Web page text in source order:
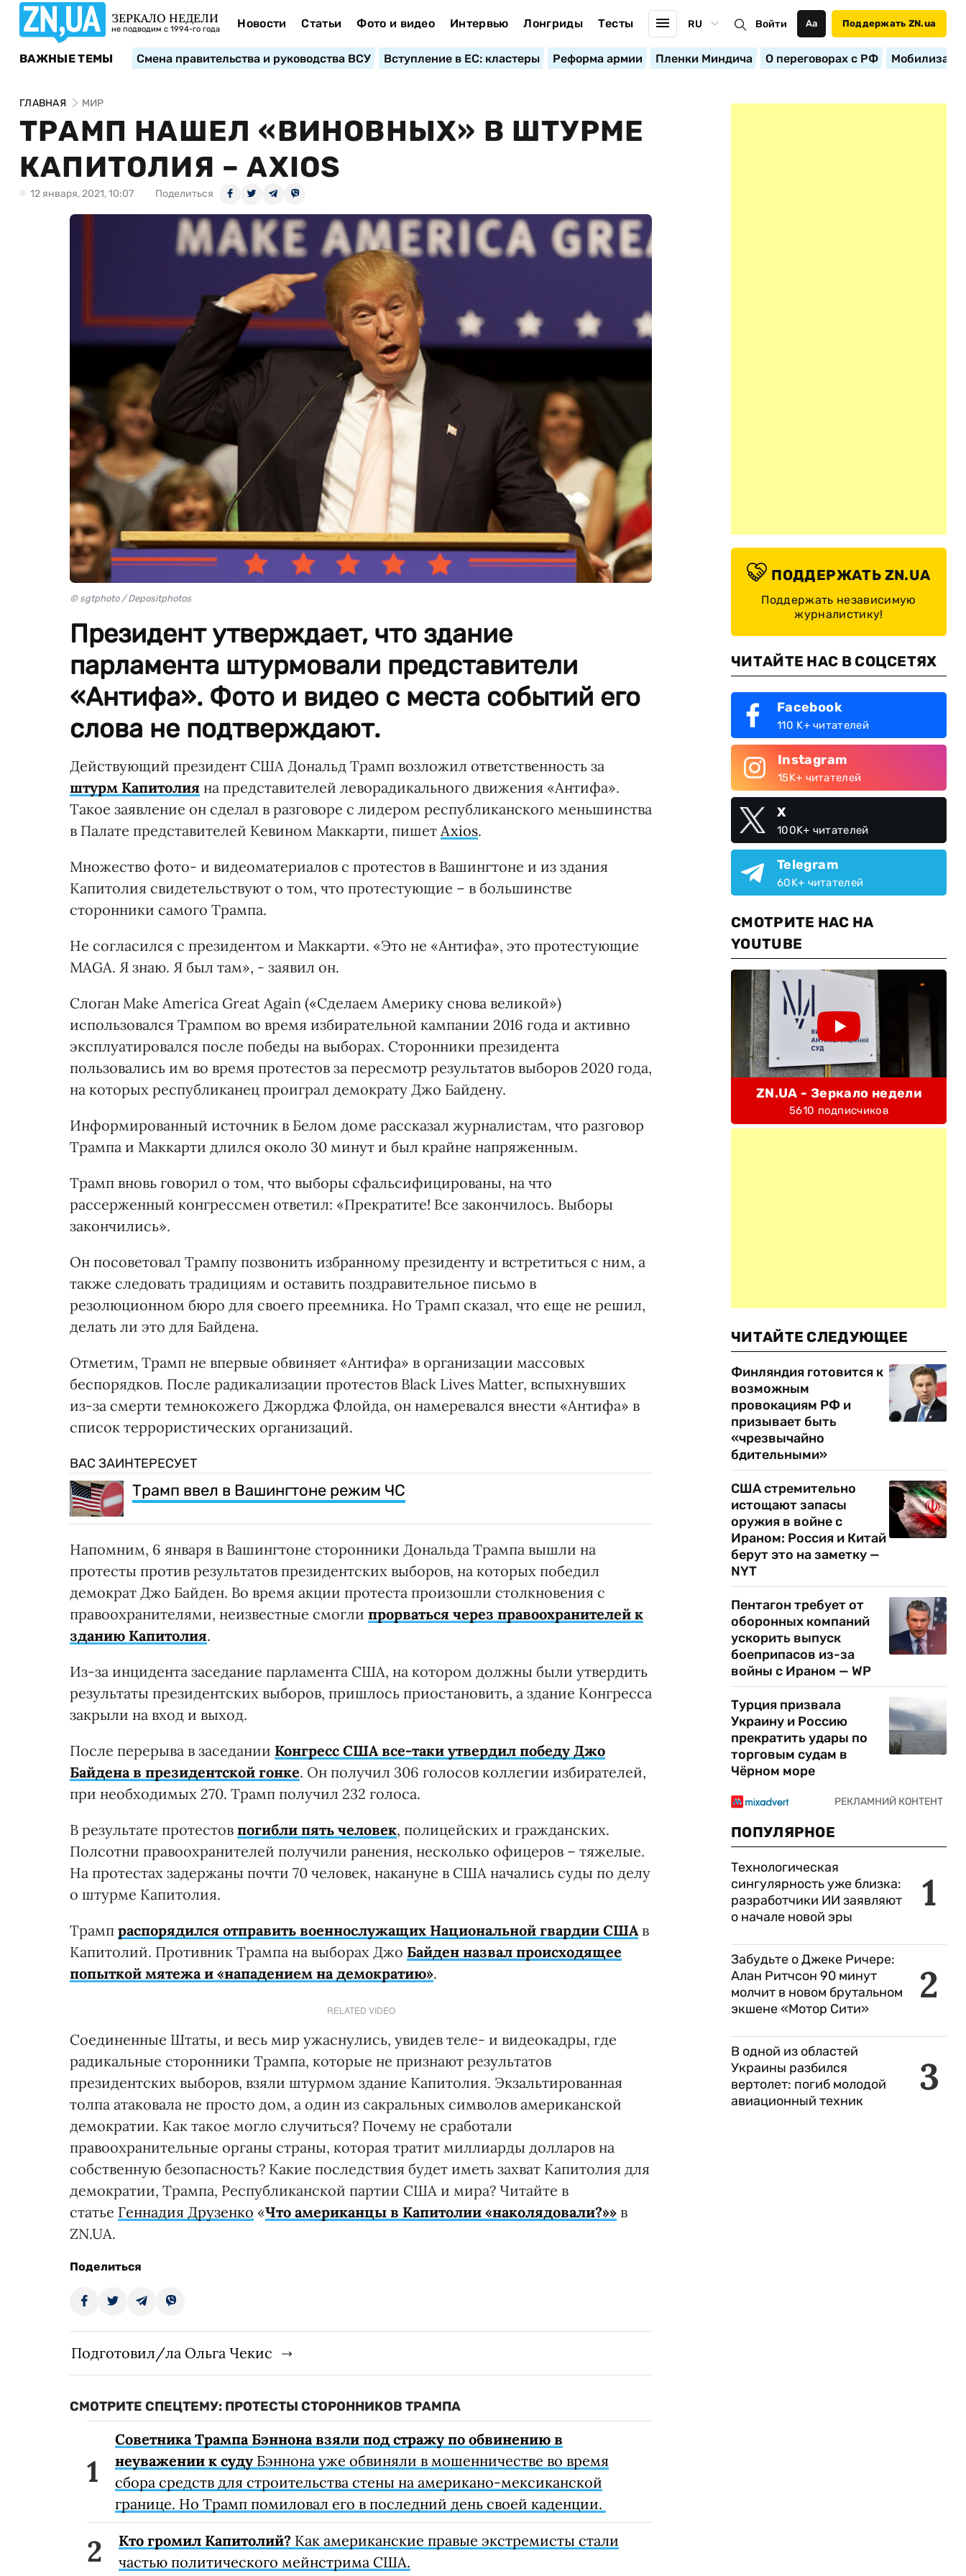
ЗЕРКАЛО НЕДЕЛИ
не подводим с 1994-го года Новости Статьи Фото и видео Интервью Лонгриды Тесты RU Войти Аа Поддержать ZN.ua
ВАЖНЫЕ ТЕМЫ Смена правительства и руководства ВСУ Вступление в ЕС: кластеры Реформа армии Пленки Миндича О переговорах с РФ
ГЛАВНАЯ МИР
ТРАМП НАШЕЛ «ВИНОВНЫХ» В ШТУРМЕ
КАПИТОЛИЯ – AXIOS
12 января, 2021, 10:07 Поделиться
© sgtphoto / Depositphotos
Президент утверждает, что здание
парламента штурмовали представители
«Антифа». Фото и видео с места событий его
слова не подтверждают.
Действующий президент США Дональд Трамп возложил ответственность за
штурм Капитолия на представителей леворадикального движения «Антифа».
Такое заявление он сделал в разговоре с лидером республиканского меньшинства
в Палате представителей Кевином Маккарти, пишет Axios.
Множество фото- и видеоматериалов с протестов в Вашингтоне и из здания
Капитолия свидетельствуют о том, что протестующие – в большинстве
сторонники самого Трампа.
Не согласился с президентом и Маккарти. «Это не «Антифа», это протестующие
MAGA. Я знаю. Я был там», - заявил он.
Слоган Make America Great Again («Сделаем Америку снова великой»)
использовался Трампом во время избирательной кампании 2016 года и активно
эксплуатировался после победы на выборах. Сторонники президента
пользовались им во время протестов за пересмотр результатов выборов 2020 года,
на которых республиканец проиграл демократу Джо Байдену.
Информированный источник в Белом доме рассказал журналистам, что разговор
Трампа и Маккарти длился около 30 минут и был крайне напряженным.
Трамп вновь говорил о том, что выборы сфальсифицированы, на что
рассерженный конгрессмен ответил: «Прекратите! Все закончилось. Выборы
закончились».
Он посоветовал Трампу позвонить избранному президенту и встретиться с ним, а
также следовать традициям и оставить поздравительное письмо в
резолюционном бюро для своего преемника. Но Трамп сказал, что еще не решил,
делать ли это для Байдена.
Отметим, Трамп не впервые обвиняет «Антифа» в организации массовых
беспорядков. После радикализации протестов Black Lives Matter, вспыхнувших
из-за смерти темнокожего Джорджа Флойда, он намеревался внести «Антифа» в
список террористических организаций.
ВАС ЗАИНТЕРЕСУЕТ
Трамп ввел в Вашингтоне режим ЧС
Напомним, 6 января в Вашингтоне сторонники Дональда Трампа вышли на
протесты против результатов президентских выборов, на которых победил
демократ Джо Байден. Во время акции протеста произошли столкновения с
правоохранителями, неизвестные смогли прорваться через правоохранителей к
зданию Капитолия.
Из-за инцидента заседание парламента США, на котором должны были утвердить
результаты президентских выборов, пришлось приостановить, а здание Конгресса
закрыли на вход и выход.
После перерыва в заседании Конгресс США все-таки утвердил победу Джо
Байдена в президентской гонке. Он получил 306 голосов коллегии избирателей,
при необходимых 270. Трамп получил 232 голоса.
В результате протестов погибли пять человек, полицейских и гражданских.
Полсотни правоохранителей получили ранения, несколько офицеров – тяжелые.
На протестах задержаны почти 70 человек, накануне в США начались суды по делу
о штурме Капитолия.
Трамп распорядился отправить военнослужащих Национальной гвардии СШАв
Капитолий. Противник Трампа на выборах Джо Байден назвал происходящее
попыткой мятежа и «нападением на демократию».
RELATED VIDEO
Соединенные Штаты, и весь мир ужаснулись, увидев теле- и видеокадры, где
радикальные сторонники Трампа, которые не признают результатов
президентских выборов, взяли штурмом здание Капитолия. Экзальтированная
толпа атаковала не просто дом, а один из сакральных символов американской
демократии. Как такое могло случиться? Почему не сработали
правоохранительные органы страны, которая тратит миллиарды долларов на
собственную безопасность? Какие последствия будет иметь захват Капитолия для
демократии, Трампа, Республиканской партии США и мира? Читайте в
статье Геннадия Друзенко «Что американцы в Капитолии «наколядовали?»» в
ZN.UA.
Поделиться
Подготовил/ла Ольга Чекис
СМОТРИТЕ СПЕЦТЕМУ: ПРОТЕСТЫ СТОРОННИКОВ ТРАМПА
Советника Трампа Бэннона взяли под стражу по обвинению в
неуважении к суду Бэннона уже обвиняли в мошенничестве во время
сбора средств для строительства стены на американо-мексиканской
границе. Но Трамп помиловал его в последний день своей каденции.
Кто громил Капитолий? Как американские правые экстремисты стали
частью политического мейнстрима США.
ПОДДЕРЖАТЬ ZN.UA
Поддержать независимую
журналистику!
ЧИТАЙТЕ НАС В СОЦСЕТЯХ
Facebook
110 K+ читателей
Instagram
15K+ читателей
X
100K+ читателей
Telegram
60K+ читателей
СМОТРИТЕ НАС НА
YOUTUBE
ZN.UA - Зеркало недели
5610 подписчиков
ЧИТАЙТЕ СЛЕДУЮЩЕЕ
Финляндия готовится к
возможным
провокациям РФ и
призывает быть
«чрезвычайно
бдительными»
США стремительно
истощают запасы
оружия в войне с
Ираном: Россия и Китай
берут это на заметку —
NYT
Пентагон требует от
оборонных компаний
ускорить выпуск
боеприпасов из-за
войны с Ираном — WP
Турция призвала
Украину и Россию
прекратить удары по
торговым судам в
Чёрном море
ПОПУЛЯРНОЕ
1
Технологическая
сингулярность уже близка:
разработчики ИИ заявляют
о начале новой эры
2
Забудьте о Джеке Ричере:
Алан Ритчсон 90 минут
молчит в новом брутальном
экшене «Мотор Сити»
3
В одной из областей
Украины разбился
вертолет: погиб молодой
авиационный техник